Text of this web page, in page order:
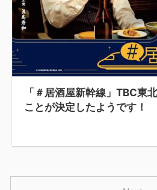
「＃居酒屋新幹線」TBC東
ことが決定したようです！